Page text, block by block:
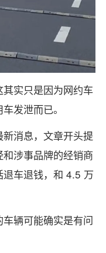
实只是因为网约车
发泄而已。
消息，文章开头提
涉事品牌的经销商
车退钱，和 4.5 万
辆可能确实是有问